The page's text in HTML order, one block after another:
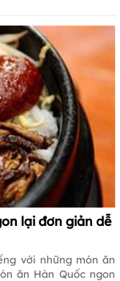
lại đơn giản dễ
với những món ăn
ăn Hàn Quốc ngon